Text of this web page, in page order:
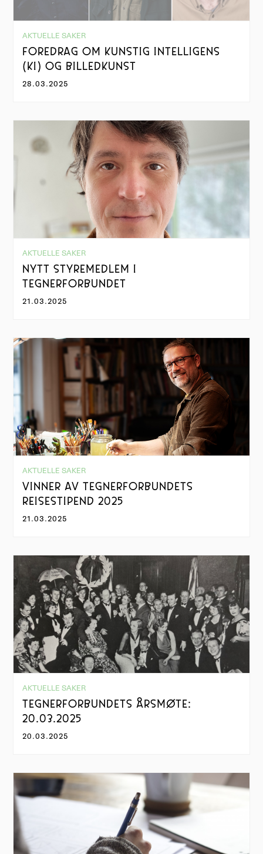
AKTUELLE SAKER
FOREDRAG OM KUNSTIG INTELLIGENS
(KI) OG BILLEDKUNST
28.03.2025
AKTUELLE SAKER
NYTT STYREMEDLEM I
TEGNERFORBUNDET
21.03.2025
AKTUELLE SAKER
VINNER AV TEGNERFORBUNDETS
REISESTIPEND 2025
21.03.2025
AKTUELLE SAKER
TEGNERFORBUNDETS ÅRSMØTE:
20.03.2025
20.03.2025